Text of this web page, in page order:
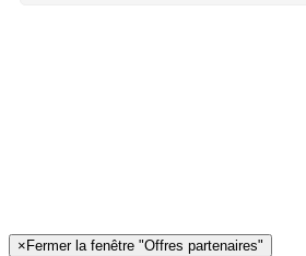
× Fermer la fenêtre "Offres partenaires"